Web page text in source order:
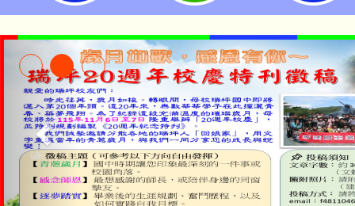
淨零綠生活教案入校路